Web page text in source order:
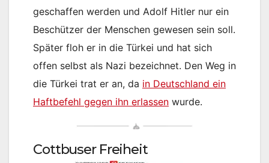
geschaffen werden und Adolf Hitler nur ein
Beschützer der Menschen gewesen sein soll.
Später floh er in die Türkei und hat sich
offen selbst als Nazi bezeichnet. Den Weg in
die Türkei trat er an, da in Deutschland ein
Haftbefehl gegen ihn erlassen wurde.
Cottbuser Freiheit